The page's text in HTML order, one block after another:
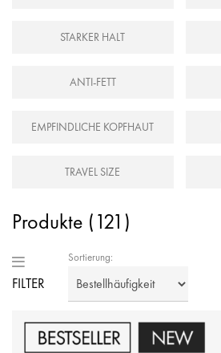
STARKER HALT
ANTI-FETT
EMPFINDLICHE KOPFHAUT
TRAVEL SIZE
Produkte (121 )
FILTER
Sortierung: